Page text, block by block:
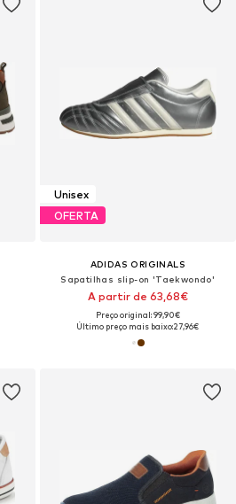
Unisex
OFERTA
ADIDAS ORIGINALS
Sapatilhas slip-on 'Taekwondo'
A partir de 63,68€
Preço original: 99,90€
Último preço mais baixo:27,96€